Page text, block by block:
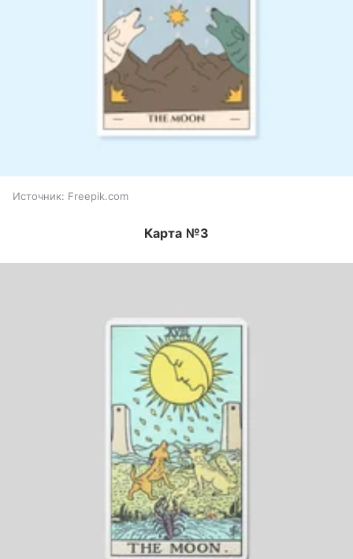
Источник: Freepik.com
Карта №3